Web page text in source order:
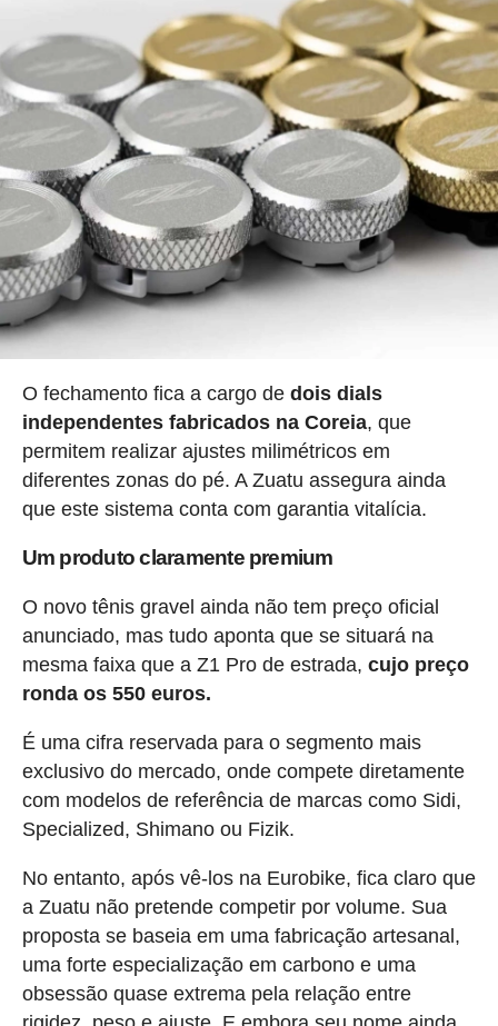
O fechamento fica a cargo de dois dials
independentes fabricados na Coreia, que
permitem realizar ajustes milimétricos em
diferentes zonas do pé. A Zuatu assegura ainda
que este sistema conta com garantia vitalícia.
Um produto claramente premium
O novo tênis gravel ainda não tem preço oficial
anunciado, mas tudo aponta que se situará na
mesma faixa que a Z1 Pro de estrada, cujo preço
ronda os 550 euros.
É uma cifra reservada para o segmento mais
exclusivo do mercado, onde compete diretamente
com modelos de referência de marcas como Sidi,
Specialized, Shimano ou Fizik.
No entanto, após vê-los na Eurobike, fica claro que
a Zuatu não pretende competir por volume. Sua
proposta se baseia em uma fabricação artesanal,
uma forte especialização em carbono e uma
obsessão quase extrema pela relação entre